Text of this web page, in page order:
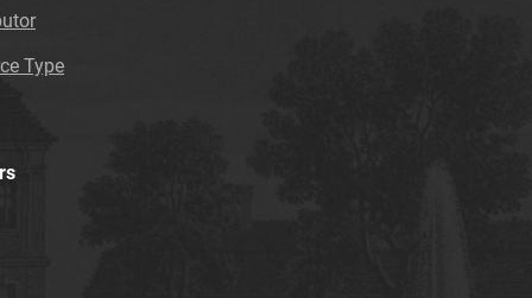
Tarnowie. 1984, nr 14
Azotowych im. Feliksa Dzierżyńskiego w
Type